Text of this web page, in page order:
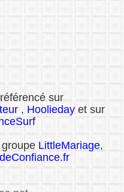
sur
, Hoolieday et sur
LittleMariage,